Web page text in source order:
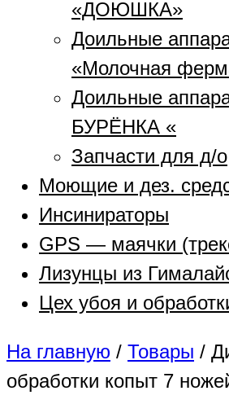
«ДОЮШКА»
Доильные
«Молочная
Доильные
БУРЁНКА «
Запчасти для д/о
Моющие и дез.
Инсинираторы
GPS — маячки
Лизунцы из
Цех убоя и
На главную / Товары /
обработки копыт 7